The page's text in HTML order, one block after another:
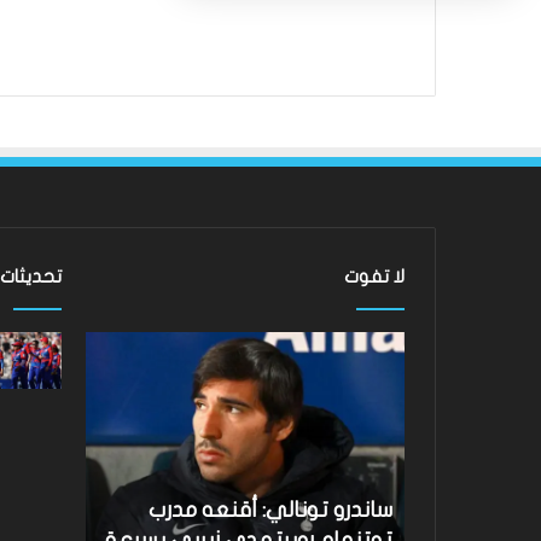
لا تفوت
ساندرو
توتنهام
روبرتو
دي
زيربي
ساندرو تونالي: أقنعه مدرب
لقد
عادت
الدوري
تحديثات